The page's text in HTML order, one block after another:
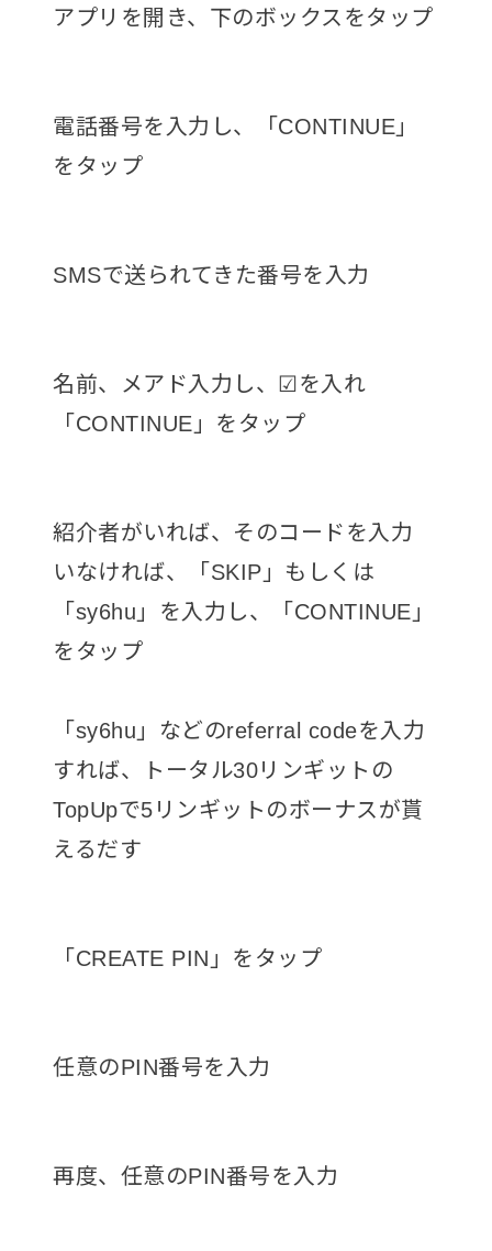
アプリを開き、下のボックスをタップ
電話番号を入力し、「CONTINUE」
をタップ
SMSで送られてきた番号を入力
名前、メアド入力し、☑を入れ
「CONTINUE」をタップ
紹介者がいれば、そのコードを入力
いなければ、「SKIP」もしくは
「sy6hu」を入力し、「CONTINUE」
をタップ
「sy6hu」などのreferral codeを入力
すれば、トータル30リンギットの
TopUpで5リンギットのボーナスが貰
えるだす
「CREATE PIN」をタップ
任意のPIN番号を入力
再度、任意のPIN番号を入力